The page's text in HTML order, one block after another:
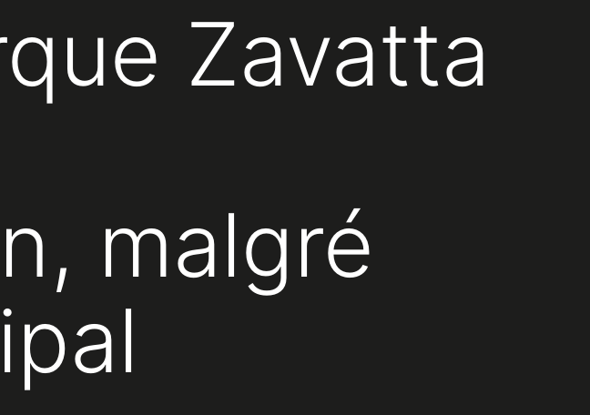
Zavatta
malgré